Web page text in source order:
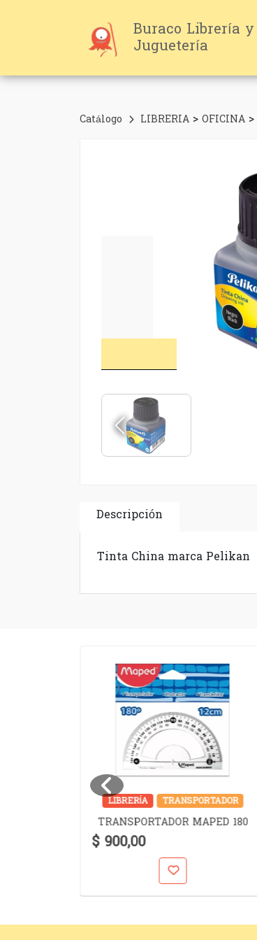
Buraco Librería y
Juguetería
Catálogo LIBRERIA > OFICINA >
Descripción
Tinta China marca Pelikan
LIBRERÍA TRANSPORTADOR
TRANSPORTADOR MAPED 180
$ 900,00